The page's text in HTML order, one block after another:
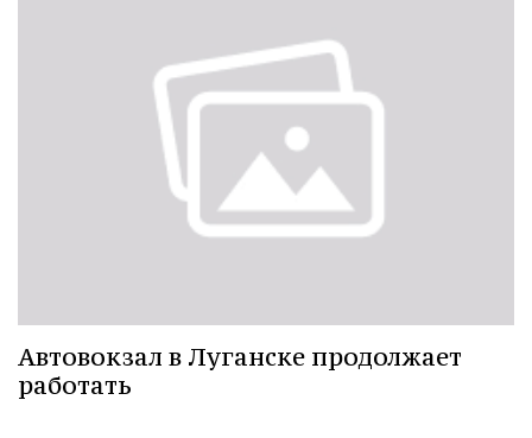
Автовокзал в Луганске продолжает
работать